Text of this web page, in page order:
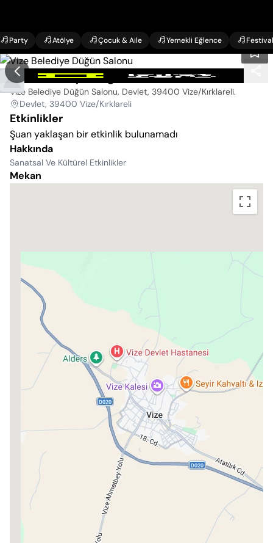
Party Atölye Çocuk & Aile Yemekli Eğlence Festival
Vize Belediye Düğün Salonu
Vize Belediye Düğün Salonu, Devlet, 39400 Vize/Kırklareli.
Devlet, 39400 Vize/Kırklareli
Etkinlikler
Şuan yaklaşan bir etkinlik bulunamadı
Hakkında
Sanatsal Ve Kültürel Etkinlikler
Mekan